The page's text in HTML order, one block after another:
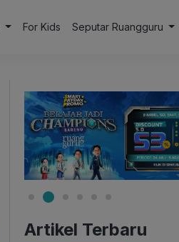
For Kids Seputar Ruangguru
Artikel Terbaru